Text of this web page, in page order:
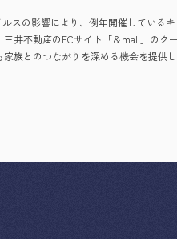
スの影響により、例年開催している
井不動産のECサイト「＆mall」のク
族とのつながりを深める機会を提供し